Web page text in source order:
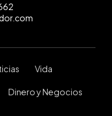
Vida
Dinero y Negocios